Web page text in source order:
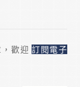
歡迎 訂閱電子